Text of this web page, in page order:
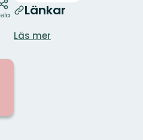
Länkar
Läs mer